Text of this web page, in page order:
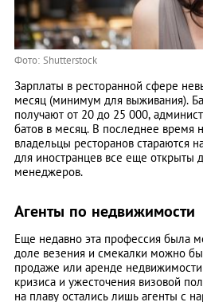
Фото: Shutterstock
Зарплаты в ресторанной сфере
месяц (минимум для выживания).
получают от 20 до 25 000,
батов в месяц. В последнее время
владельцы ресторанов стараются
для иностранцев все еще открыты
менеджеров.
Агенты по недвижимости
Еще недавно эта профессия была
доле везения и смекалки можно
продаже или аренде
кризиса и ужесточения визовой
на плаву остались лишь агенты с